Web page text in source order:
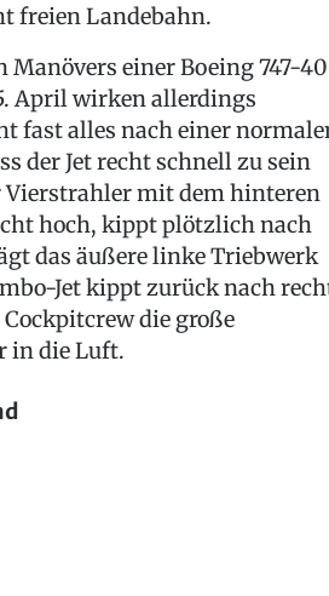
freien Landebahn.
Manövers einer Boeing 747-
April wirken allerdings
fast alles nach einer
der Jet recht schnell zu sein
Vierstrahler mit dem hinteren
hoch, kippt plötzlich nach
das äußere linke Triebwerk
Jet kippt zurück nach
die große
in die Luft.